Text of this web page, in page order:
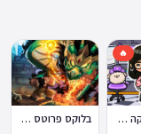
🔥
טיקטוק טוקה בוקה בלוקס פרוטס Blox Fruits